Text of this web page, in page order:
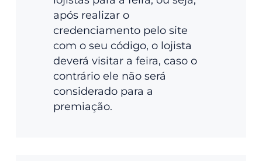
após realizar o
credenciamento pelo site
com o seu código, o lojista
deverá visitar a feira, caso o
contrário ele não será
considerado para a
premiação.